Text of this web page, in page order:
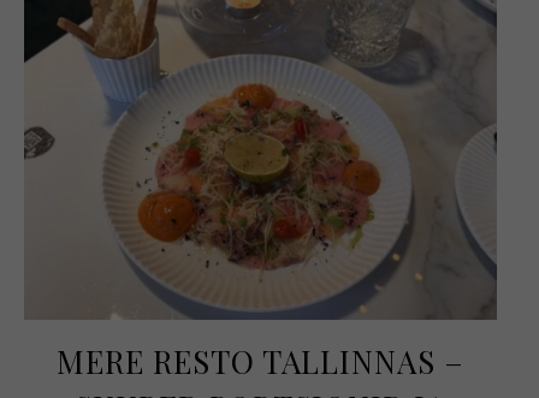
MERE RESTO TALLINNAS –